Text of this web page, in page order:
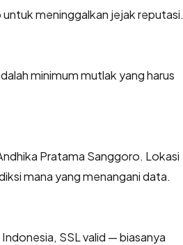
meninggalkan jejak reputasi.
minimum mutlak yang harus
Pratama Sanggoro. Lokasi
mana yang menangani data.
SSL valid — biasanya